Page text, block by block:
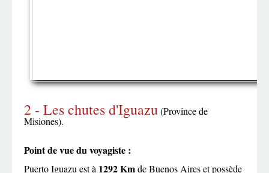
2 - Les chutes d'Iguazu(Province de
Misiones).
Point de vue du voyagiste :
Puerto Iguazu est à 1292 Kmde Buenos Aires et possède